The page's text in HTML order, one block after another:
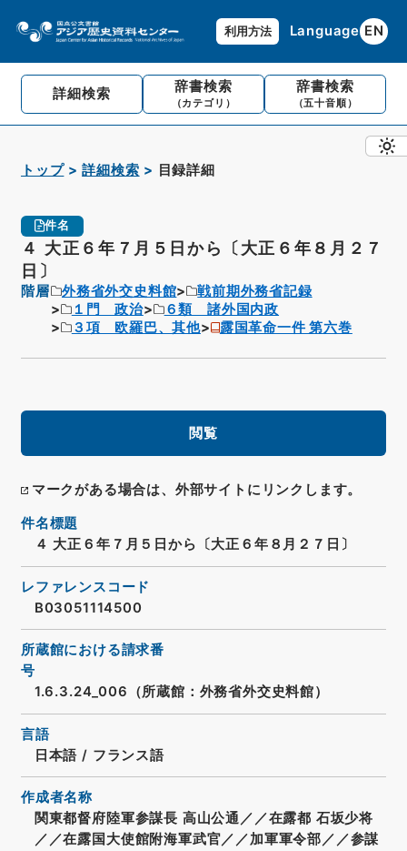
利用方法 Language EN
詳細検索 辞書検索
（カテゴリ）
辞書検索
（五十音順）
トップ 詳細検索 目録詳細
件名
４ 大正６年７月５日から〔大正６年８月２７
日〕
階層 外務省外交史料館
戦前期外務省記録
１門 政治
６類 諸外国内政
３項 欧羅巴、其他
露国革命一件 第六巻
閲覧
マークがある場合は、外部サイトにリンクします。
件名標題
４ 大正６年７月５日から〔大正６年８月２７日〕
レファレンスコード
B03051114500
所蔵館における請求番
号
1.6.3.24_006（所蔵館：外務省外交史料館）
言語
日本語 / フランス語
作成者名称
関東都督府陸軍参謀長 高山公通／／在露都 石坂少将
／／在露国大使館附海軍武官／／加軍軍令部／／参謀